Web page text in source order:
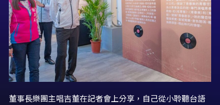
董事長樂團主唱吉董在記者會上分享，自己從小聆聽台語